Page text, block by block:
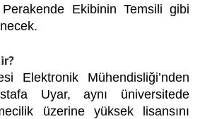
Ekibinin Temsili gibi
Elektronik Mühendisliği’nden
Uyar, aynı üniversitede
üzerine yüksek lisansını